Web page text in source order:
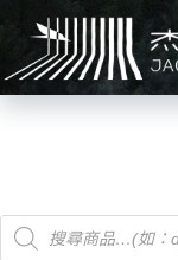
主
要
Products
search